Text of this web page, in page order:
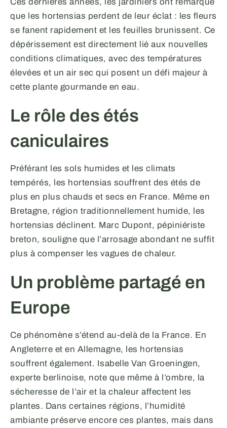
que les hortensias perdent de leur éclat : les fleurs
se fanent rapidement et les feuilles brunissent. Ce
dépérissement est directement lié aux nouvelles
conditions climatiques, avec des températures
élevées et un air sec qui posent un défi majeur à
cette plante gourmande en eau.
Le rôle des étés
caniculaires
Préférant les sols humides et les climats
tempérés, les hortensias souffrent des étés de
plus en plus chauds et secs en France. Même en
Bretagne, région traditionnellement humide, les
hortensias déclinent. Marc Dupont, pépiniériste
breton, souligne que l’arrosage abondant ne suffit
plus à compenser les vagues de chaleur.
Un problème partagé en
Europe
Ce phénomène s’étend au-delà de la France. En
Angleterre et en Allemagne, les hortensias
souffrent également. Isabelle Van Groeningen,
experte berlinoise, note que même à l’ombre, la
sécheresse de l’air et la chaleur affectent les
plantes. Dans certaines régions, l’humidité
ambiante préserve encore ces plantes, mais dans